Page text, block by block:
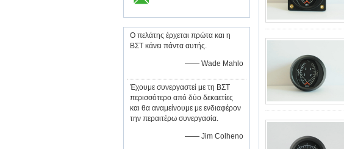
Ο πελάτης έρχεται πρώτα και η
ΒΣΤ κάνει πάντα αυτής.
—— Wade Mahlo
Έχουμε συνεργαστεί με τη ΒΣΤ
περισσότερο από δύο δεκαετίες
και θα αναμείνουμε με ενδιαφέρον
την περαιτέρω συνεργασία.
—— Jim Colheno